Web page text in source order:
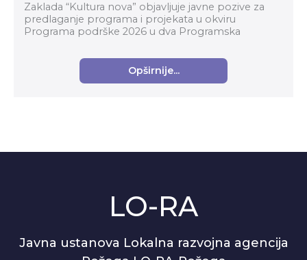
Zaklada “Kultura nova” objavljuje javne pozive za
predlaganje programa i projekata u okviru
Programa podrške 2026 u dva Programska
umjetnost za...
Opširnije...
LO-RA
Javna ustanova Lokalna razvojna agencija